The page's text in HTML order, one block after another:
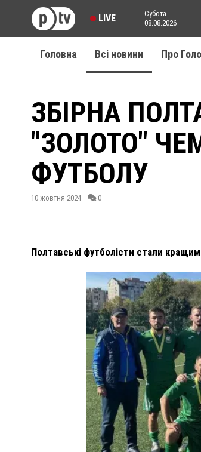
LIVE
Субота
08.08.2026
Головна Всі новини Про
ЗБІРНА
"ЗОЛОТО"
ФУТБОЛУ
10 жовтня 2024 0
Полтавські футболісти стали
ПОЛІЦІЯ ПОЛТАВЩИНИ
ЛЮДМИЛУ ТИМЧЕНКО
26 листопада 2025 0